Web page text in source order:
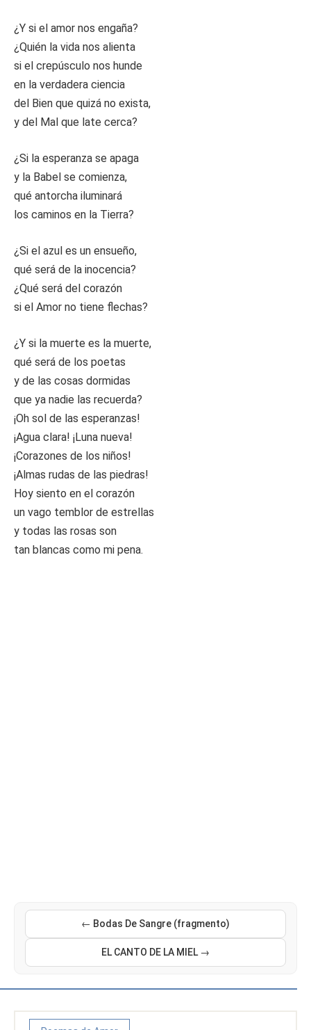
¿Y si el amor nos engaña?
¿Quién la vida nos alienta
si el crepúsculo nos hunde
en la verdadera ciencia
del Bien que quizá no exista,
y del Mal que late cerca?
¿Si la esperanza se apaga
y la Babel se comienza,
qué antorcha iluminará
los caminos en la Tierra?
¿Si el azul es un ensueño,
qué será de la inocencia?
¿Qué será del corazón
si el Amor no tiene flechas?
¿Y si la muerte es la muerte,
qué será de los poetas
y de las cosas dormidas
que ya nadie las recuerda?
¡Oh sol de las esperanzas!
¡Agua clara! ¡Luna nueva!
¡Corazones de los niños!
¡Almas rudas de las piedras!
Hoy siento en el corazón
un vago temblor de estrellas
y todas las rosas son
tan blancas como mi pena.
← Bodas De Sangre (fragmento)
EL CANTO DE LA MIEL →